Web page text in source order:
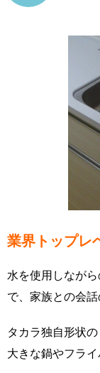
業界トップレ
水を使用しなが
で、家族との会話
タカラ独自形状
大きな鍋やフラ